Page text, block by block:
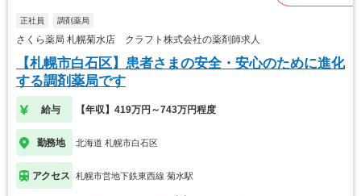
正社員 調剤薬局
さくら薬局 札幌菊水店 クラフト株式会社の薬剤師求人
【札幌市白石区】患者さまの安全・安心のために進化
する調剤薬局です
給与 【年収】419万円～743万円程度
勤務地 北海道 札幌市白石区
アクセス 札幌市営地下鉄東西線 菊水駅